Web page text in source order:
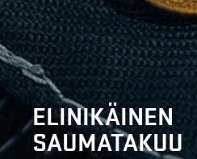
ELINIKÄINEN
SAUMATAKUU